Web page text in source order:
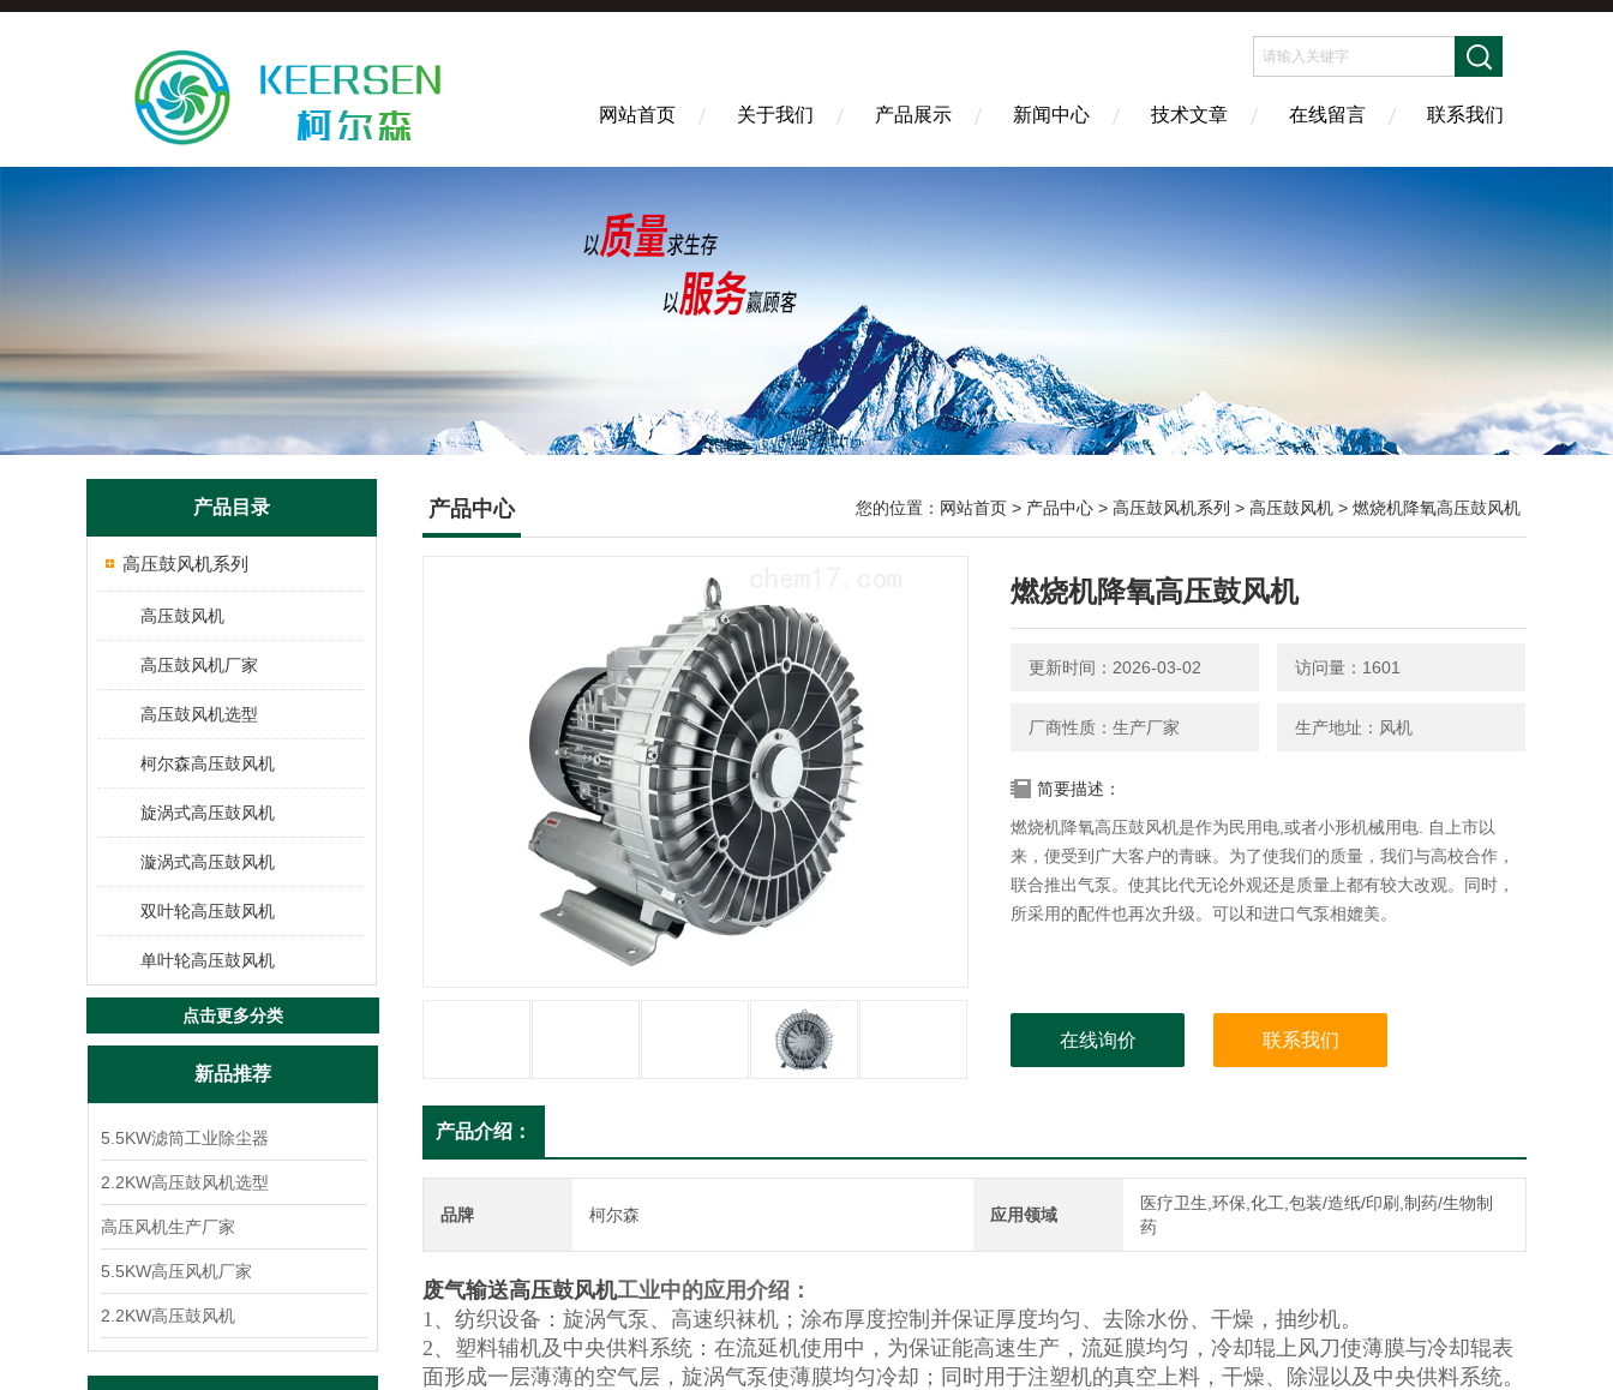
网站首页 关于我们 产品展示 新闻中心 技术文章 在线留言 联系我们
产品目录
高压鼓风机系列
高压鼓风机
高压鼓风机厂家
高压鼓风机选型
柯尔森高压鼓风机
旋涡式高压鼓风机
漩涡式高压鼓风机
双叶轮高压鼓风机
单叶轮高压鼓风机
点击更多分类
新品推荐
5.5KW滤筒工业除尘器
2.2KW高压鼓风机选型
高压风机生产厂家
5.5KW高压风机厂家
2.2KW高压鼓风机
产品中心 您的位置： 网站首页 > 产品中心 > 高压鼓风机系列 > 高压鼓风机 > 燃烧机降氧高压鼓风机
燃烧机降氧高压鼓风机
更新时间：2026-03-02 访问量：1601
厂商性质：生产厂家 生产地址：风机
简要描述：
燃烧机降氧高压鼓风机是作为民用电,或者小形机械用电. 自上市以
来，便受到广大客户的青睐。为了使我们的质量，我们与高校合作，
联合推出气泵。使其比代无论外观还是质量上都有较大改观。同时，
所采用的配件也再次升级。可以和进口气泵相媲美。
在线询价 联系我们
产品介绍：
品牌 柯尔森 应用领域
医疗卫生,环保,化工,包装/造纸/印刷,制药/生物制
药
废气输送高压鼓风机工业中的应用介绍：
1、纺织设备：旋涡气泵、高速织袜机；涂布厚度控制并保证厚度均匀、去除水份、干燥，抽纱机。
2、塑料辅机及中央供料系统：在流延机使用中，为保证能高速生产，流延膜均匀，冷却辊上风刀使薄膜与冷却辊表
面形成一层薄薄的空气层，旋涡气泵使薄膜均匀冷却；同时用于注塑机的真空上料，干燥、除湿以及中央供料系统。